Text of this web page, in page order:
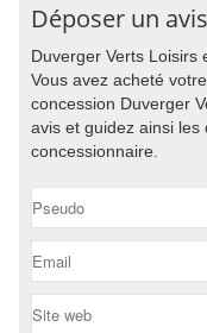
Déposer un avis
Duverger Verts Loisirs
Vous avez acheté
concession Duverger
avis et guidez ainsi
concessionnaire.